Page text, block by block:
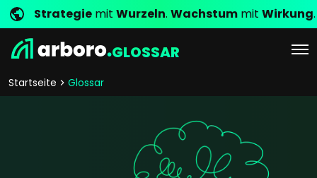
Strategie mit Wurzeln. Wachstum mit Wirkung.
GLOSSAR
Startseite Glossar